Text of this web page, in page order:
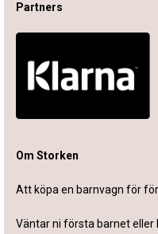
Partners
Om Storken
Att köpa en barnvagn för
Väntar ni första barnet